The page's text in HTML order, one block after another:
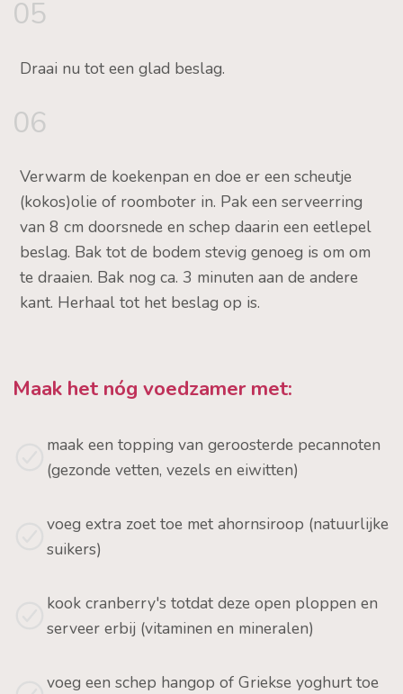
05
Draai nu tot een glad beslag.
06
Verwarm de koekenpan en doe er een scheutje
(kokos)olie of roomboter in. Pak een serveerring
van 8 cm doorsnede en schep daarin een eetlepel
beslag. Bak tot de bodem stevig genoeg is om om
te draaien. Bak nog ca. 3 minuten aan de andere
kant. Herhaal tot het beslag op is.
Maak het nóg voedzamer met:
maak een topping van geroosterde pecannoten
(gezonde vetten, vezels en eiwitten)
voeg extra zoet toe met ahornsiroop (natuurlijke
suikers)
kook cranberry's totdat deze open ploppen en
serveer erbij (vitaminen en mineralen)
voeg een schep hangop of Griekse yoghurt toe